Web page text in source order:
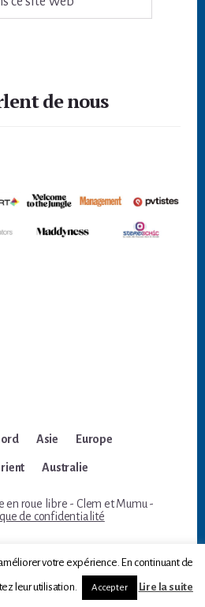
de nous
Asie Europe
Australie
en roue libre - Clem et Mumu -
de confidentialité
votre expérience. En continuant de
leur utilisation. Accepter Lire la suite